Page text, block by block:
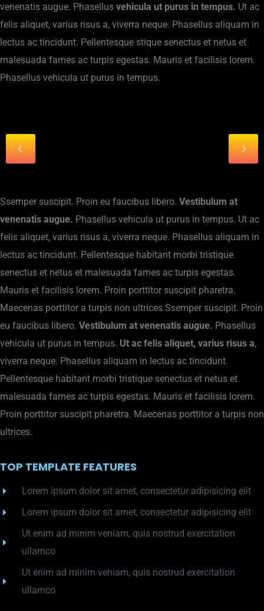
venenatis augue. Phasellus vehicula ut purus in tempus. Ut ac
felis aliquet, varius risus a, viverra neque. Phasellus aliquam in
lectus ac tincidunt. Pellentesque stique senectus et netus et
malesuada fames ac turpis egestas. Mauris et facilisis lorem.
Phasellus vehicula ut purus in tempus.
Ssemper suscipit. Proin eu faucibus libero. Vestibulum at
venenatis augue. Phasellus vehicula ut purus in tempus. Ut ac
felis aliquet, varius risus a, viverra neque. Phasellus aliquam in
lectus ac tincidunt. Pellentesque habitant morbi tristique
senectus et netus et malesuada fames ac turpis egestas.
Mauris et facilisis lorem. Proin porttitor suscipit pharetra.
Maecenas porttitor a turpis non ultrices.Ssemper suscipit. Proin
eu faucibus libero. Vestibulum at venenatis augue. Phasellus
vehicula ut purus in tempus. Ut ac felis aliquet, varius risus a,
viverra neque. Phasellus aliquam in lectus ac tincidunt.
Pellentesque habitant morbi tristique senectus et netus et
malesuada fames ac turpis egestas. Mauris et facilisis lorem.
Proin porttitor suscipit pharetra. Maecenas porttitor a turpis non
ultrices.
TOP TEMPLATE FEATURES
Lorem ipsum dolor sit amet, consectetur adipisicing elit
Lorem ipsum dolor sit amet, consectetur adipisicing elit
Ut enim ad minim veniam, quis nostrud exercitation
ullamco
Ut enim ad minim veniam, quis nostrud exercitation
ullamco